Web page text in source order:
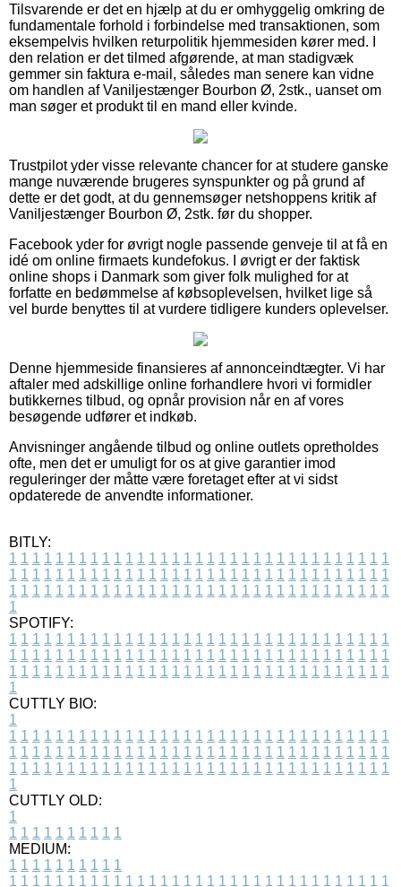
Tilsvarende er det en hjælp at du er omhyggelig omkring de
fundamentale forhold i forbindelse med transaktionen, som
eksempelvis hvilken returpolitik hjemmesiden kører med. I
den relation er det tilmed afgørende, at man stadigvæk
gemmer sin faktura e-mail, således man senere kan vidne
om handlen af Vaniljestænger Bourbon Ø, 2stk., uanset om
man søger et produkt til en mand eller kvinde.
Trustpilot yder visse relevante chancer for at studere ganske
mange nuværende brugeres synspunkter og på grund af
dette er det godt, at du gennemsøger netshoppens kritik af
Vaniljestænger Bourbon Ø, 2stk. før du shopper.
Facebook yder for øvrigt nogle passende genveje til at få en
idé om online firmaets kundefokus. I øvrigt er der faktisk
online shops i Danmark som giver folk mulighed for at
forfatte en bedømmelse af købsoplevelsen, hvilket lige så
vel burde benyttes til at vurdere tidligere kunders oplevelser.
Denne hjemmeside finansieres af annonceindtægter. Vi har
aftaler med adskillige online forhandlere hvori vi formidler
butikkernes tilbud, og opnår provision når en af vores
besøgende udfører et indkøb.
Anvisninger angående tilbud og online outlets opretholdes
ofte, men det er umuligt for os at give garantier imod
reguleringer der måtte være foretaget efter at vi sidst
opdaterede de anvendte informationer.
BITLY:
1 1 1 1 1 1 1 1 1 1 1 1 1 1 1 1 1 1 1 1 1 1 1 1 1 1 1 1 1 1 1 1 1
1 1 1 1 1 1 1 1 1 1 1 1 1 1 1 1 1 1 1 1 1 1 1 1 1 1 1 1 1 1 1 1 1
1 1 1 1 1 1 1 1 1 1 1 1 1 1 1 1 1 1 1 1 1 1 1 1 1 1 1 1 1 1 1 1 1
1
SPOTIFY:
1 1 1 1 1 1 1 1 1 1 1 1 1 1 1 1 1 1 1 1 1 1 1 1 1 1 1 1 1 1 1 1 1
1 1 1 1 1 1 1 1 1 1 1 1 1 1 1 1 1 1 1 1 1 1 1 1 1 1 1 1 1 1 1 1 1
1 1 1 1 1 1 1 1 1 1 1 1 1 1 1 1 1 1 1 1 1 1 1 1 1 1 1 1 1 1 1 1 1
1
CUTTLY BIO:
1
1 1 1 1 1 1 1 1 1 1 1 1 1 1 1 1 1 1 1 1 1 1 1 1 1 1 1 1 1 1 1 1 1
1 1 1 1 1 1 1 1 1 1 1 1 1 1 1 1 1 1 1 1 1 1 1 1 1 1 1 1 1 1 1 1 1
1 1 1 1 1 1 1 1 1 1 1 1 1 1 1 1 1 1 1 1 1 1 1 1 1 1 1 1 1 1 1 1 1
1
CUTTLY OLD:
1
1 1 1 1 1 1 1 1 1 1
MEDIUM:
1 1 1 1 1 1 1 1 1 1
1 1 1 1 1 1 1 1 1 1 1 1 1 1 1 1 1 1 1 1 1 1 1 1 1 1 1 1 1 1 1 1 1